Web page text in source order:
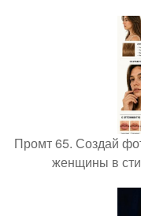
Промт 65. Создай
женщины в